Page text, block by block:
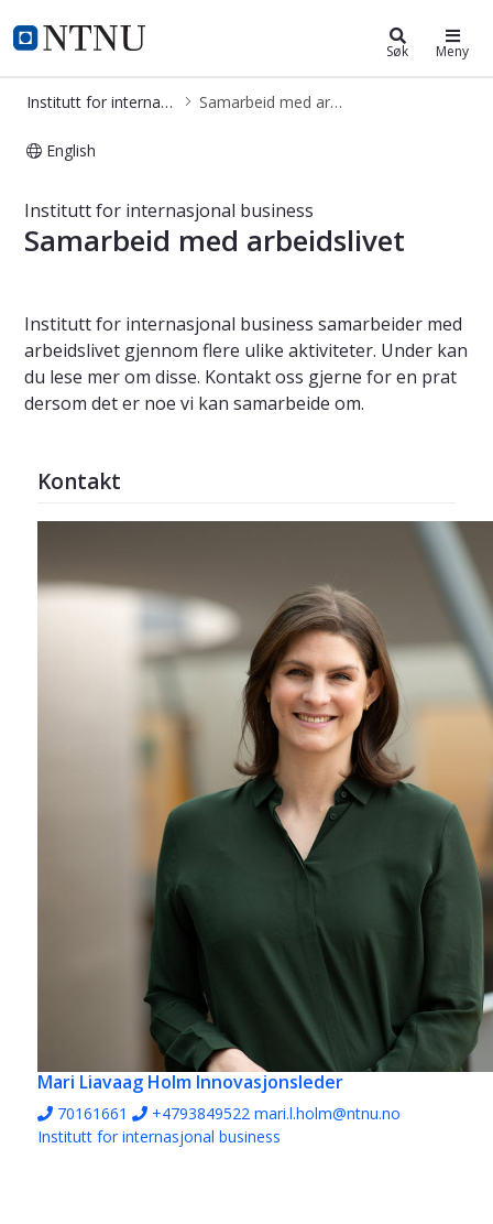
NTNU Hjemmeside
Institutt for internasjonal business
Søk Meny
Institutt for internasjonal business Samarbeid med arbeidslivet
English
Institutt for internasjonal business
Samarbeid med arbeidslivet
Institutt for internasjonal business samarbeider med
arbeidslivet gjennom flere ulike aktiviteter. Under kan
du lese mer om disse. Kontakt oss gjerne for en prat
dersom det er noe vi kan samarbeide om.
Kontakt
Mari Liavaag Holm Innovasjonsleder
70161661 +4793849522 mari.l.holm@ntnu.no
Institutt for internasjonal business